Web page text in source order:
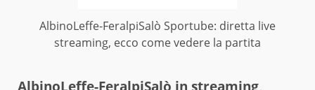
AlbinoLeffe-FeralpiSalò Sportube: diretta live
streaming, ecco come vedere la partita